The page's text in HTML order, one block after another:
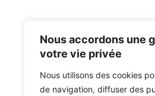
Nous accordons une
votre vie privée
Nous utilisons des cookies
de navigation, diffuser des